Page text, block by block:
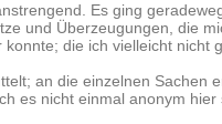
Es ging
und Überzeugungen, die
die ich vielleicht nicht
an die einzelnen Sachen
es nicht einmal anonym hier